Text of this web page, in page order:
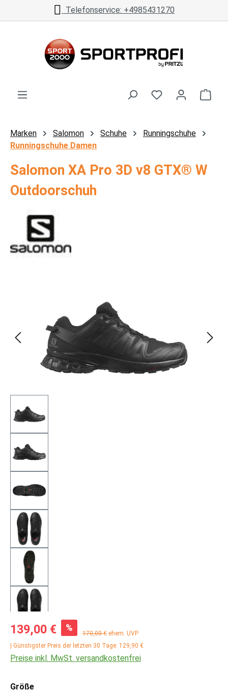
Zum Hauptinhalt springenTelefonservice: +4985431270
Marken Salomon Schuhe
Runningschuhe
Runningschuhe Damen
Salomon XA Pro 3D v8 GTX® W
Outdoorschuh
Verkaufspreis:
139,00 € % Regulärer Preis:
170,00 € ehem. UVP
| Günstigster Preis der letzten 30 Tage: 129,90 €
Preise inkl. MwSt. versandkostenfrei
Größeauswählen